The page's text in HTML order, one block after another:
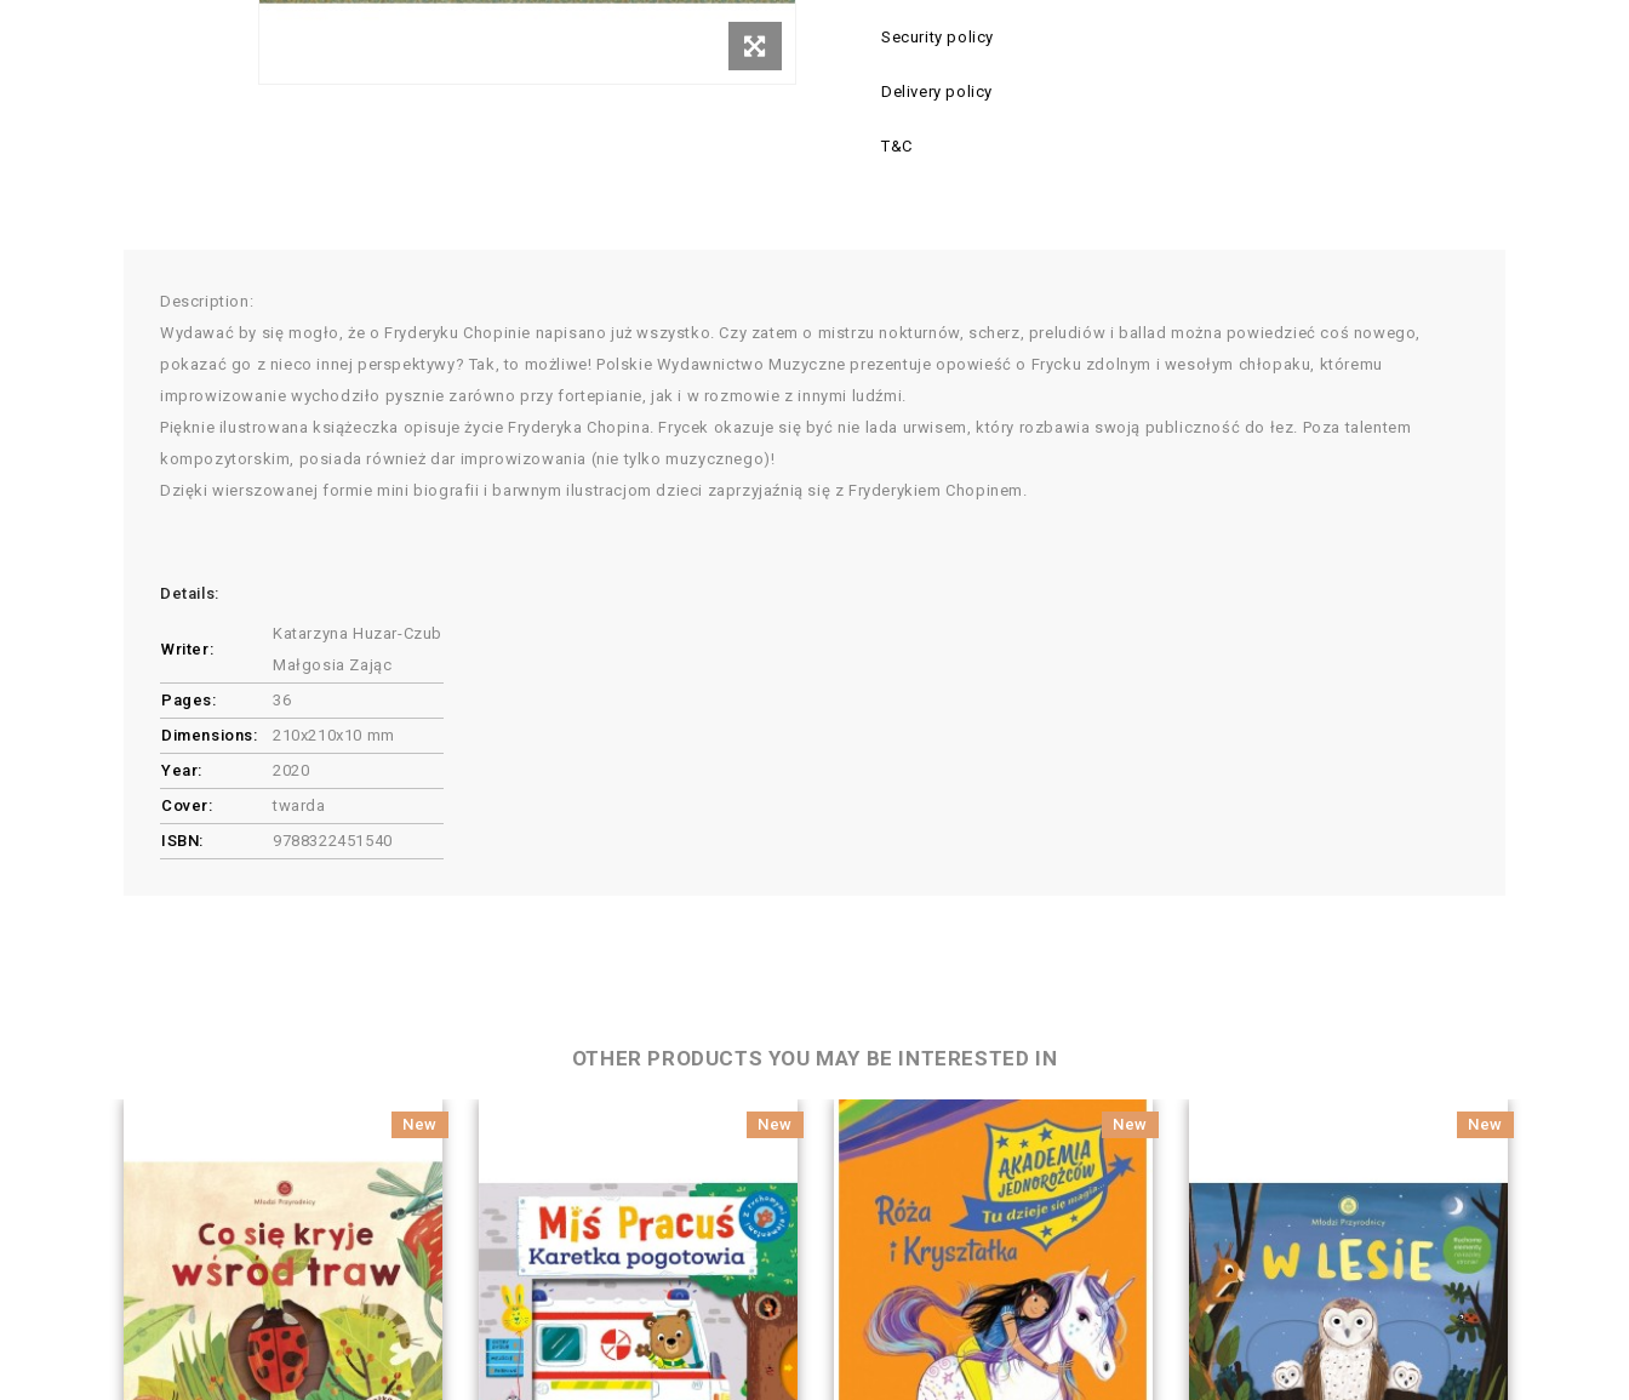
Security policy
Delivery policy
T&C
Description:
Wydawać by się mogło, że o Fryderyku Chopinie napisano już wszystko. Czy zatem o mistrzu nokturnów, scherz, preludiów i ballad można powiedzieć coś nowego,
pokazać go z nieco innej perspektywy? Tak, to możliwe! Polskie Wydawnictwo Muzyczne prezentuje opowieść o Frycku zdolnym i wesołym chłopaku, któremu
improwizowanie wychodziło pysznie zarówno przy fortepianie, jak i w rozmowie z innymi ludźmi.
Pięknie ilustrowana książeczka opisuje życie Fryderyka Chopina. Frycek okazuje się być nie lada urwisem, który rozbawia swoją publiczność do łez. Poza talentem
kompozytorskim, posiada również dar improwizowania (nie tylko muzycznego)!
Dzięki wierszowanej formie mini biografii i barwnym ilustracjom dzieci zaprzyjaźnią się z Fryderykiem Chopinem.
Details:
Writer:
Katarzyna Huzar-Czub
Małgosia Zając
Pages:
36
Dimensions:
210x210x10 mm
Year:
2020
Cover:
twarda
ISBN:
9788322451540
OTHER PRODUCTS YOU MAY BE INTERESTED IN
New New New New